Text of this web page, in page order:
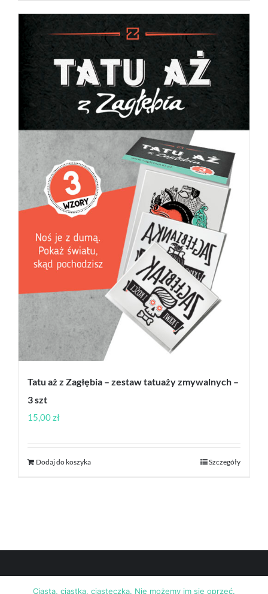
Tatu aż z Zagłębia – zestaw tatuaży zmywalnych –
3 szt
15,00zł
Dodaj do koszyka Szczegóły
Ciasta, ciastka, ciasteczka. Nie możemy im się oprzeć.